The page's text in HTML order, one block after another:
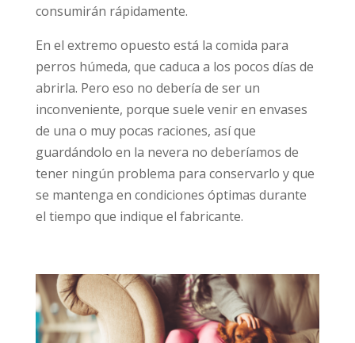
consumirán rápidamente.
En el extremo opuesto está la comida para
perros húmeda, que caduca a los pocos días de
abrirla. Pero eso no debería de ser un
inconveniente, porque suele venir en envases
de una o muy pocas raciones, así que
guardándolo en la nevera no deberíamos de
tener ningún problema para conservarlo y que
se mantenga en condiciones óptimas durante
el tiempo que indique el fabricante.